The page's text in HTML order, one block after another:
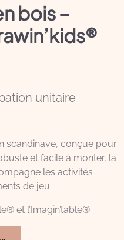
bois –
unitaire
scandinave, conçue pour
et facile à monter, la
les activités
de jeu.
et l’Imagin’table®.